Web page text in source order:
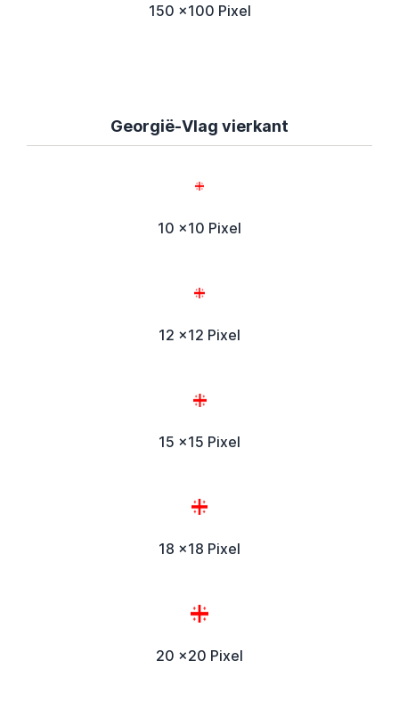
150 x100 Pixel
Georgië-Vlag vierkant
10 x10 Pixel
12 x12 Pixel
15 x15 Pixel
18 x18 Pixel
20 x20 Pixel